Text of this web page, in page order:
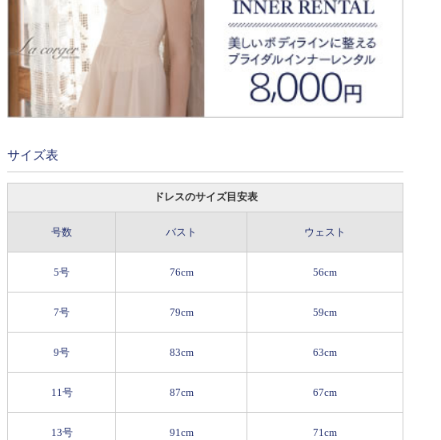
サイズ表
ドレスのサイズ目安表
号数 バスト ウェスト
5号 76cm 56cm
7号 79cm 59cm
9号 83cm 63cm
11号 87cm 67cm
13号 91cm 71cm